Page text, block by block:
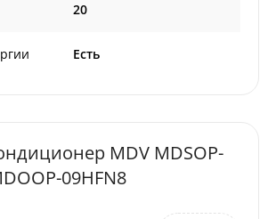
20
Есть
MDV MDSOP-
09HFN8